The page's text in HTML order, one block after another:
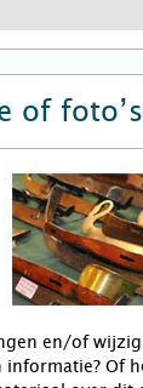
of
en/of
Of